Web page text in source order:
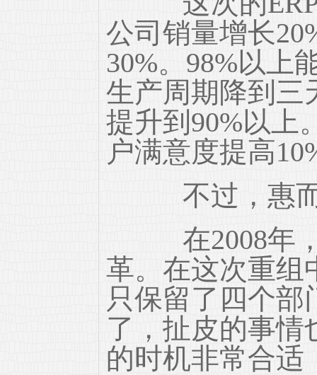
公司销量增长
30%。98%以上
生产周期降到三
提升到90%以上
户满意度提高
不过，惠而
在2008年，
革。在这次重组
只保留了四个部
了，扯皮的事情
的时机非常合适